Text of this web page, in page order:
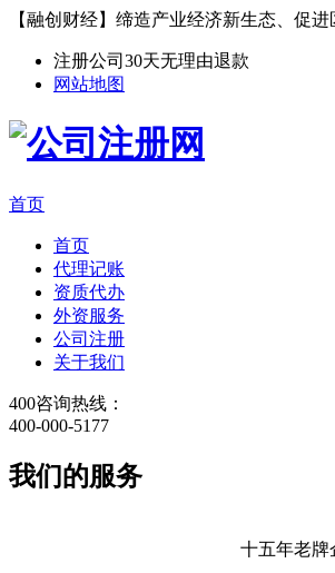
【融创财经】缔造产业经济新生态、促
注册公司30天无理由退款
网站地图
首页
首页
代理记账
资质代办
外资服务
公司注册
关于我们
400咨询热线：
400-000-5177
我们的服务
十五年老牌